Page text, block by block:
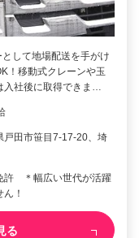
して地場配送を手がけ
！移動式クレーンや玉
入社後に取得できま…
戸田市笹目7-17-20、埼
許 ＊幅広い世代が活躍
！
る